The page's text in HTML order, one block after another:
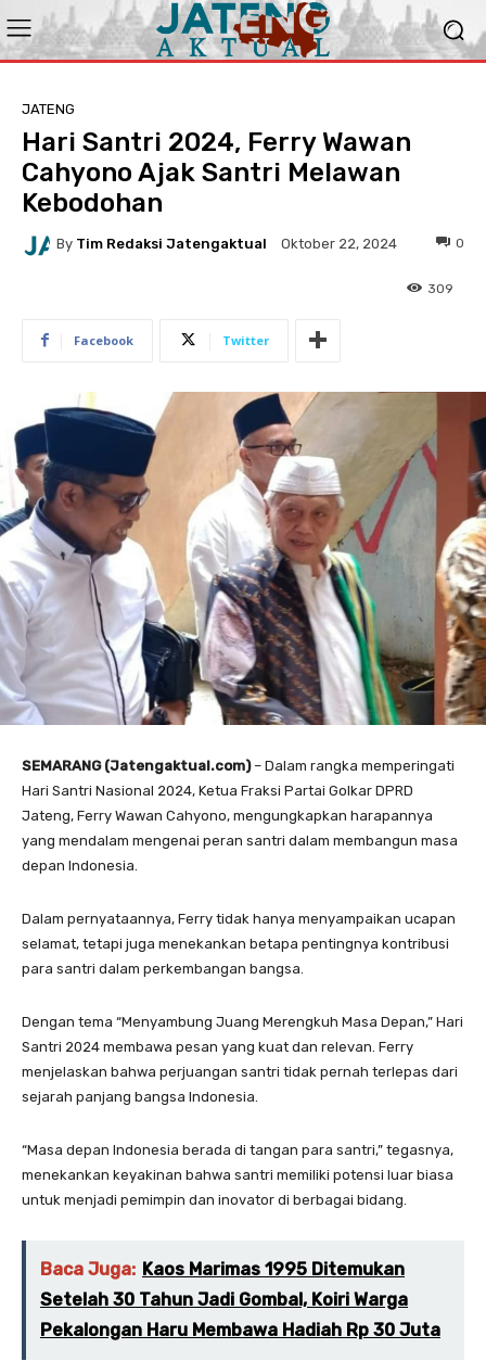
JATENG
Hari Santri 2024, Ferry Wawan
Cahyono Ajak Santri Melawan
Kebodohan
By Tim Redaksi Jatengaktual Oktober 22, 2024 0
309
Facebook Twitter
SEMARANG (Jatengaktual.com)– Dalam rangka memperingati
Hari Santri Nasional 2024, Ketua Fraksi Partai Golkar DPRD
Jateng, Ferry Wawan Cahyono, mengungkapkan harapannya
yang mendalam mengenai peran santri dalam membangun masa
depan Indonesia.
Dalam pernyataannya, Ferry tidak hanya menyampaikan ucapan
selamat, tetapi juga menekankan betapa pentingnya kontribusi
para santri dalam perkembangan bangsa.
Dengan tema “Menyambung Juang Merengkuh Masa Depan,” Hari
Santri 2024 membawa pesan yang kuat dan relevan. Ferry
menjelaskan bahwa perjuangan santri tidak pernah terlepas dari
sejarah panjang bangsa Indonesia.
“Masa depan Indonesia berada di tangan para santri,” tegasnya,
menekankan keyakinan bahwa santri memiliki potensi luar biasa
untuk menjadi pemimpin dan inovator di berbagai bidang.
Baca Juga: Kaos Marimas 1995 Ditemukan
Setelah 30 Tahun Jadi Gombal, Koiri Warga
Pekalongan Haru Membawa Hadiah Rp 30 Juta